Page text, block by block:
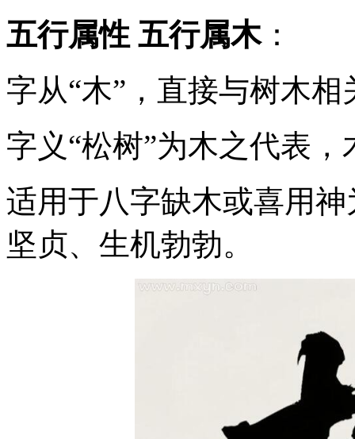
五行属性 五行属木：
字从“木”，直接与树木
字义“松树”为木之代表
适用于八字缺木或喜用
坚贞、生机勃勃。